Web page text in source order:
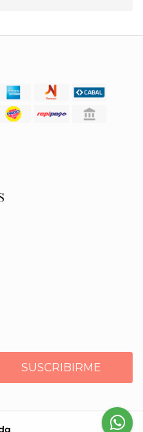
SUSCRIBIRME